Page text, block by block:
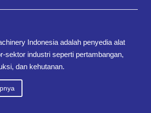
Indonesia adalah penyedia alat
sektor industri seperti pertambangan,
dan kehutanan.